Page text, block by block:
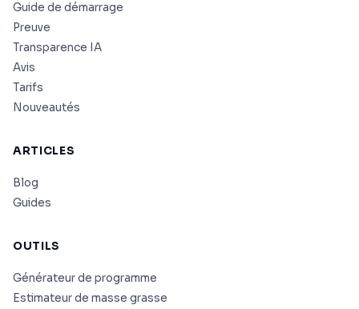
Guide de démarrage
Preuve
Transparence IA
Avis
Tarifs
Nouveautés
ARTICLES
Blog
Guides
OUTILS
Générateur de programme
Estimateur de masse grasse